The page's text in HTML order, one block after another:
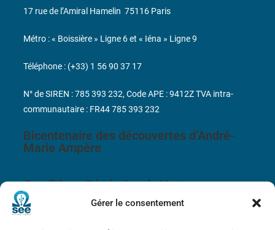
Gérer le consentement
Bicentenaire des découvertes d’André-
Marie Ampère
Conditions Générales de Vente
17 rue de l’Amiral Hamelin 75116 Paris
Métro : « Boissière » Ligne 6 et « Iéna » Ligne 9
Téléphone : (+33) 1 56 90 37 17
N° de SIREN : 785 393 232, Code APE : 9412Z TVA intra-
communautaire : FR44 785 393 232